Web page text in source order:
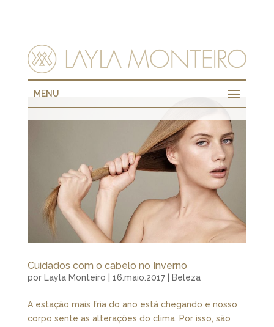
MENU
Cuidados com o cabelo no Inverno
por Layla Monteiro 16.maio.2017| Beleza
A estação mais fria do ano está chegando e nosso
corpo sente as alterações do clima. Por isso, são